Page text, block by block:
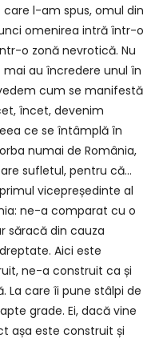
l-am spus, omul din
omenirea intră într-o
o zonă nevrotică. Nu
au încredere unul în
cum se manifestă
încet, devenim
ce se întâmplă în
numai de România,
sufletul, pentru că…
vicepreședinte al
ne-a comparat cu o
săracă din cauza
Aici este
ne-a construit ca și
La care îi pune stâlpi de
grade. Ei, dacă vine
așa este construit și